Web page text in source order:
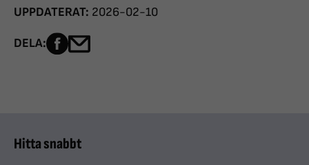
UPPDATERAT: 2026-02-10
DELA: Dela sidan på Facebook
Dela sidan med e-post
Hitta snabbt